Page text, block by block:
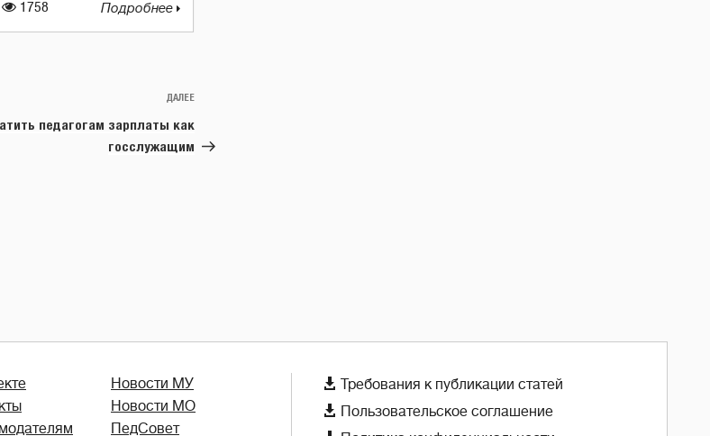
1758 Подробнее
Следующая
запись
ДАЛЕЕ
педагогам зарплаты как
госслужащим
Новости МУ
Новости МО
ПедСовет
 Требования к публикации статей
 Пользовательское соглашение